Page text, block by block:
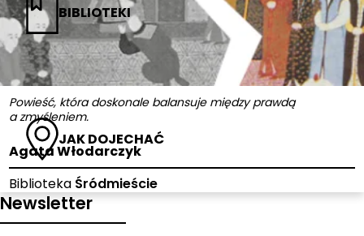
BIBLIOTEKI
JAK DOJECHAĆ
Powieść, która doskonale balansuje między prawdą
a zmyśleniem.
Agata Włodarczyk
Biblioteka Śródmieście
Newsletter